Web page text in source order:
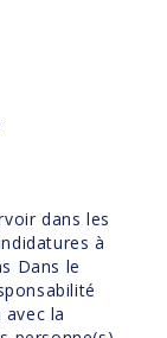
dans les
à
Dans le
la